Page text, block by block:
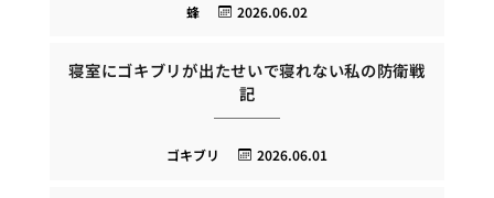
2026.06.02
蜂
寝室にゴキブリが出たせいで寝れない私の防衛戦
記
2026.06.01
ゴキブリ